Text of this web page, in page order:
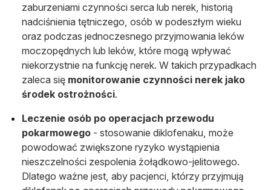
zaburzeniami czynności serca lub nerek, historią
nadciśnienia tętniczego, osób w podeszłym wieku
oraz podczas jednoczesnego przyjmowania leków
moczopędnych lub leków, które mogą wpływać
niekorzystnie na funkcję nerek. W takich przypadkach
zaleca się monitorowanie czynności nerek jako
środek ostrożności.
Leczenie osób po operacjach przewodu
pokarmowego - stosowanie diklofenaku, może
powodować zwiększone ryzyko wystąpienia
nieszczelności zespolenia żołądkowo-jelitowego.
Dlatego ważne jest, aby pacjenci, którzy przyjmują